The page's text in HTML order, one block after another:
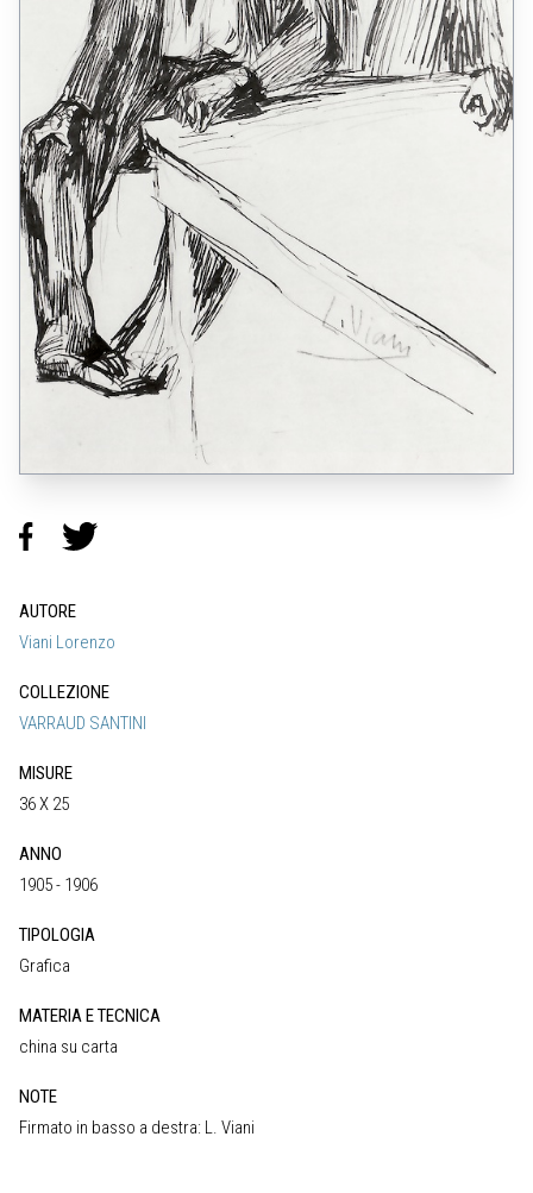
AUTORE
Viani Lorenzo
COLLEZIONE
VARRAUD SANTINI
MISURE
36 X 25
ANNO
1905 - 1906
TIPOLOGIA
Grafica
MATERIA E TECNICA
china su carta
NOTE
Firmato in basso a destra: L. Viani